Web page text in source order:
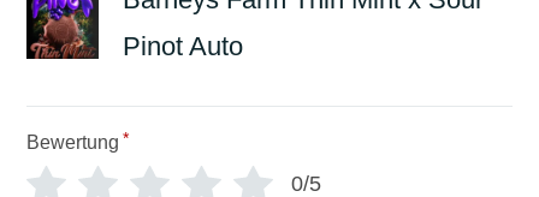
Pinot Auto
Bewertung *
0/5